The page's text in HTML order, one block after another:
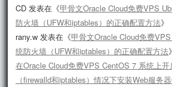
CD 发表在《甲骨文Oracle Cloud免费VPS
防火墙（UFW和iptables）的正确配置方法》
rany.w 发表在《甲骨文Oracle Cloud免费
统防火墙（UFW和iptables）的正确配置方法》
在Oracle Cloud免费VPS CentOS 7 系统上
（firewalld和iptables）情况下安装Web服务